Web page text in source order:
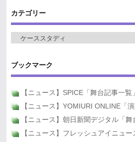
カテゴリー
ブックマーク
【ニュース】SPICE「舞台記事一覧」
【ニュース】YOMIURI ONLINE「演
【ニュース】朝日新聞デジタル「舞
【ニュース】フレッシュアイニュー